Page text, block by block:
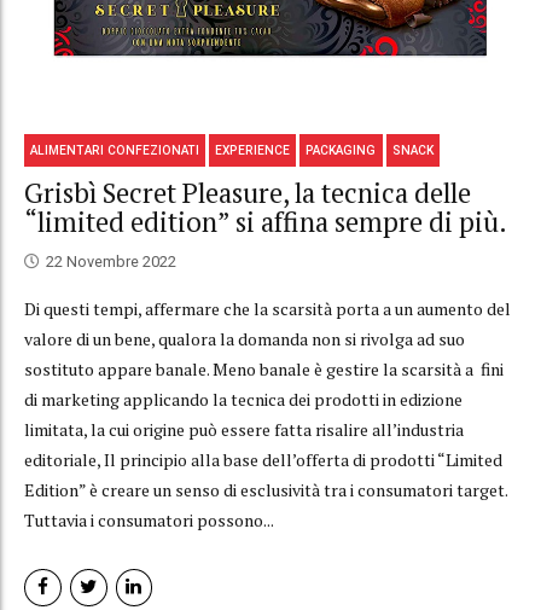
ALIMENTARI CONFEZIONATI EXPERIENCE PACKAGING SNACK
Grisbì Secret Pleasure, la tecnica delle
“limited edition” si affina sempre di più.
22 Novembre 2022
Di questi tempi, affermare che la scarsità porta a un aumento del
valore di un bene, qualora la domanda non si rivolga ad suo
sostituto appare banale. Meno banale è gestire la scarsità a fini
di marketing applicando la tecnica dei prodotti in edizione
limitata, la cui origine può essere fatta risalire all’industria
editoriale, Il principio alla base dell’offerta di prodotti “Limited
Edition” è creare un senso di esclusività tra i consumatori target.
Tuttavia i consumatori possono...